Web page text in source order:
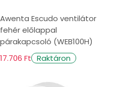
Awenta Escudo ventilátor
fehér előlappal
párakapcsoló (WEB100H)
17.706 Ft Raktáron